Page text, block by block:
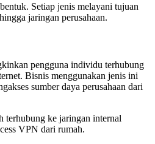
Setiap jenis melayani tujuan
jaringan perusahaan.
pengguna individu terhubung
Bisnis menggunakan jenis ini
sumber daya perusahaan dari
terhubung ke jaringan internal
VPN dari rumah.